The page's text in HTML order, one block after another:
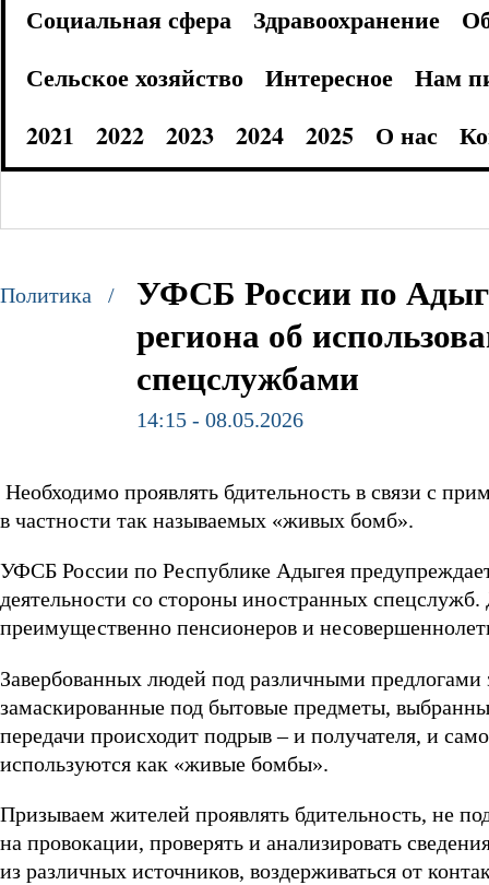
Социальная сфера
Здравоохранение
Сельское хозяйство
Интересное
Нам
2021
2022 2023 2024 2025 О нас
Политика /
УФСБ России по
региона об
спецслужбами
14:15 - 08.05.2026
Необходимо проявлять бдительность в связи с
в частности так называемых «живых бомб».
УФСБ России по Республике Адыгея
деятельности со стороны иностранных
преимущественно пенсионеров и
Завербованных людей под различными предлогами
замаскированные под бытовые предметы,
передачи происходит подрыв – и получателя, и
используются как «живые бомбы».
Призываем жителей проявлять бдительность, не
на провокации, проверять и анализировать
из различных источников, воздерживаться от